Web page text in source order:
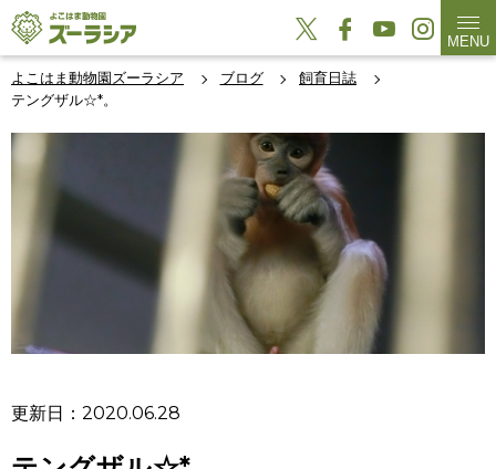
MENU
よこはま動物園ズーラシア ブログ
飼育日誌
テングザル☆*。
更新日：2020.06.28